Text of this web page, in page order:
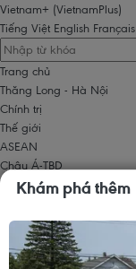
Vietnam+ (VietnamPlus)
Tiếng Việt English Français
Trang chủ
Thăng Long - Hà Nội
Chính trị
Thế giới
ASEAN
Châu Á-TBD
Trung Đông
Châu Mỹ
Châu Phi
Kinh tế
Khám phá thêm